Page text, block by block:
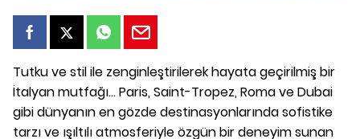
Tutku ve stil ile zenginleştirilerek hayata geçirilmiş bir
İtalyan mutfağı... Paris, Saint-Tropez, Roma ve Dubai
gibi dünyanın en gözde destinasyonlarında sofistike
tarzı ve ışıltılı atmosferiyle özgün bir deneyim sunan